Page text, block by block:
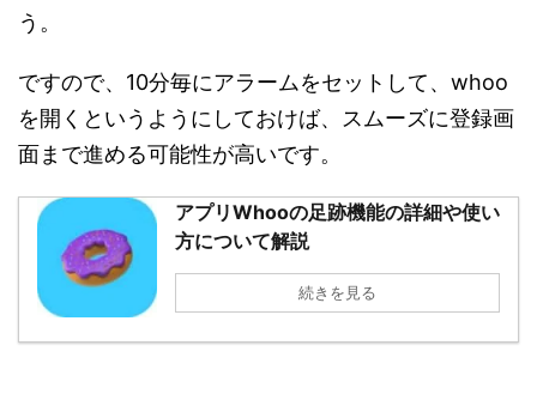
う。
ですので、10分毎にアラームをセットして、whoo
を開くというようにしておけば、スムーズに登録画
面まで進める可能性が高いです。
アプリWhooの足跡機能の詳細や使い
方について解説
続きを見る